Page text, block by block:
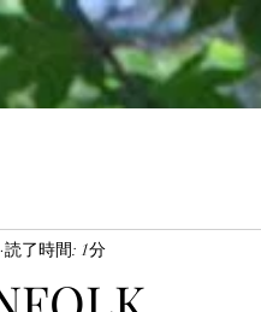
読了時間: 1分